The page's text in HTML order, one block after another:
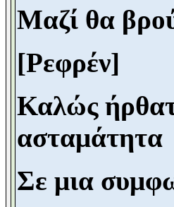
Μαζί θα
[Ρεφρέν]
Καλώς
ασταμάτητα
Σε μια